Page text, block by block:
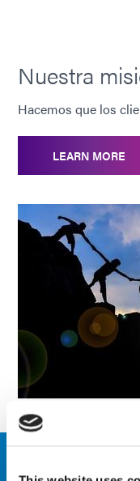
Nuestra
Hacemos que los
LEARN MORE